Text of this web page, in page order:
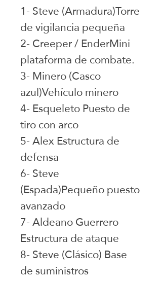
1- Steve (Armadura)Torre
de vigilancia pequeña
2- Creeper / EnderMini
plataforma de combate.
3- Minero (Casco
azul)Vehículo minero
4- Esqueleto Puesto de
tiro con arco
5- Alex Estructura de
defensa
6- Steve
(Espada)Pequeño puesto
avanzado
7- Aldeano Guerrero
Estructura de ataque
8- Steve (Clásico) Base
de suministros